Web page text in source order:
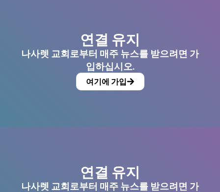
연결 유지
나사렛 교회로부터 매주 뉴스를 받으려면 가
입하십시오.
여기에 가입
연결 유지
나사렛 교회로부터 매주 뉴스를 받으려면 가